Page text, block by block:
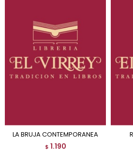
LA BRUJA CONTEMPORANEA
$ 1.190